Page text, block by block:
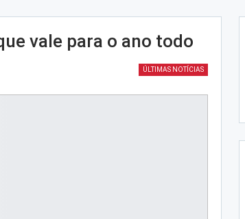
vale para o ano todo
ÚLTIMAS NOTÍCIAS